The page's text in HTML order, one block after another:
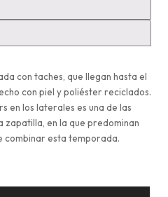
con taches, que llegan hasta el
con piel y poliéster reciclados.
en los laterales es una de las
en la que predominan
combinar esta temporada.